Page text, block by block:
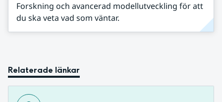
Forskning och avancerad modellutveckling för att
du ska veta vad som väntar.
Relaterade länkar